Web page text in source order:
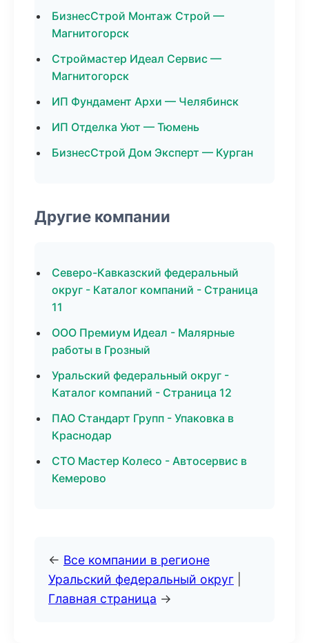
БизнесСтрой Монтаж Строй —
Магнитогорск
Строймастер Идеал Сервис —
Магнитогорск
ИП Фундамент Архи — Челябинск
ИП Отделка Уют — Тюмень
БизнесСтрой Дом Эксперт — Курган
Другие компании
Северо-Кавказский федеральный
округ - Каталог компаний - Страница
11
ООО Премиум Идеал - Малярные
работы в Грозный
Уральский федеральный округ -
Каталог компаний - Страница 12
ПАО Стандарт Групп - Упаковка в
Краснодар
СТО Мастер Колесо - Автосервис в
Кемерово
← Все компании в регионе
Уральский федеральный округ
Главная страница →